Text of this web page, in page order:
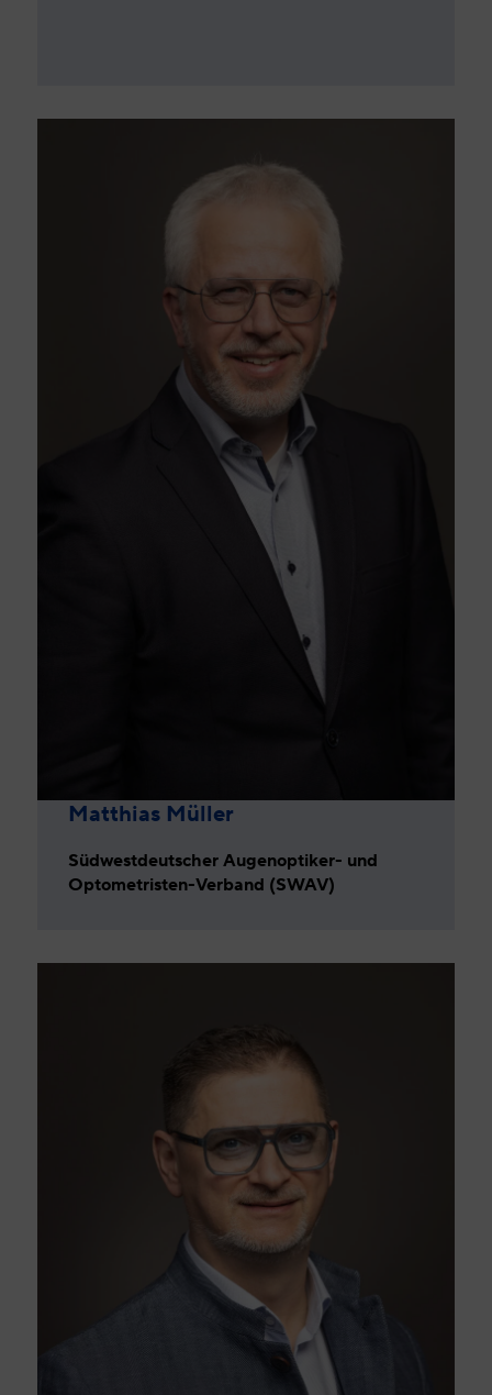
Matthias Müller
Südwestdeutscher Augenoptiker- und
Optometristen-Verband (SWAV)